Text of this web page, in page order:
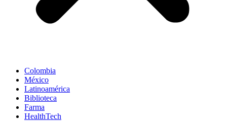
Colombia
México
Latinoamérica
Biblioteca
Farma
HealthTech